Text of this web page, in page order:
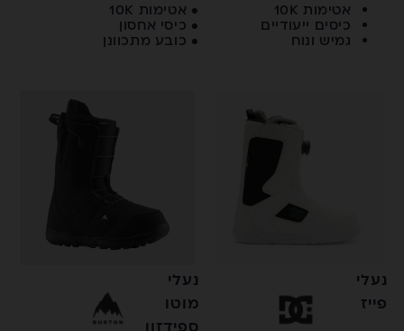
אטימות 10K
כיסים ייעודיים
גמיש ונוח
• אטימות 10K
• כיסי אחסון
• כובע מתכוונן
נעלי
פייז
נעלי
מוטו